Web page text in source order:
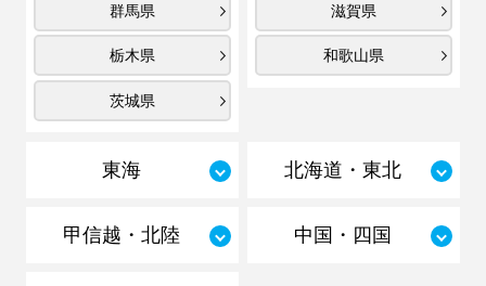
群馬県
栃木県
茨城県
滋賀県
和歌山県
東海 北海道・東北
甲信越・北陸 中国・四国